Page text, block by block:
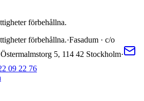
förbehållna.
förbehållna.·Fasadum · c/o
Östermalmstorg 5, 114 42 Stockholm·
09 22 76